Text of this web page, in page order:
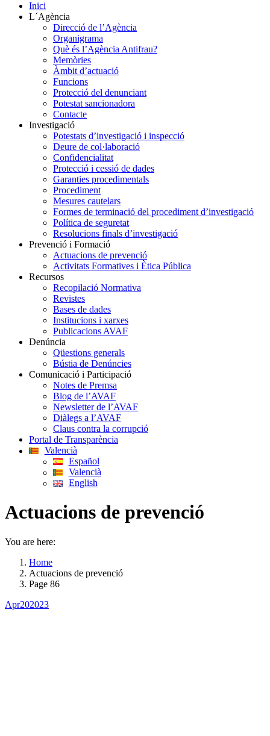
Inici
L´Agència
Direcció de l’Agència
Organigrama
Què és l’Agència Antifrau?
Memòries
Àmbit d’actuació
Funcions
Protecció del denunciant
Potestat sancionadora
Contacte
Investigació
Potestats d’investigació i inspecció
Deure de col·laboració
Confidencialitat
Protecció i cessió de dades
Garanties procedimentals
Procediment
Mesures cautelars
Formes de terminació del procediment d’investigació
Política de seguretat
Resolucions finals d’investigació
Prevenció i Formació
Actuacions de prevenció
Activitats Formatives i Ètica Pública
Recursos
Recopilació Normativa
Revistes
Bases de dades
Institucions i xarxes
Publicacions AVAF
Denúncia
Qüestions generals
Bústia de Denúncies
Comunicació i Participació
Notes de Premsa
Blog de l’AVAF
Newsletter de l’AVAF
Diàlegs a l’AVAF
Claus contra la corrupció
Portal de Transparència
Valencià
Español
Valencià
English
Actuacions de prevenció
You are here:
Home
Actuacions de prevenció
Page 86
Apr202023